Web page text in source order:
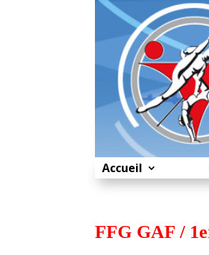
Accueil
FFG GAF /